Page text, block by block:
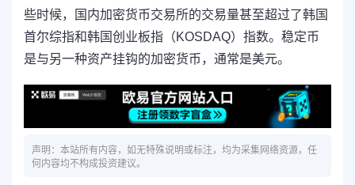
些时候，国内加密货币交易所的交易量甚至超过了韩国
首尔综指和韩国创业板指（KOSDAQ）指数。稳定币
是与另一种资产挂钩的加密货币，通常是美元。
声明：本站所有内容，如无特殊说明或标注，均为采集网络资源，任
何内容均不构成投资建议。